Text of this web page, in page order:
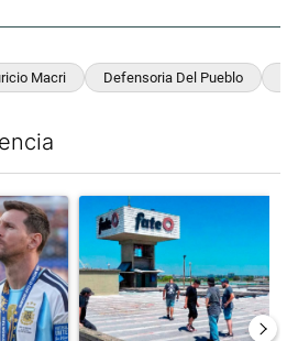
Macri Defensoria Del Pueblo
con el título "Milei despidió a Jorge
Un artículo de tendencia